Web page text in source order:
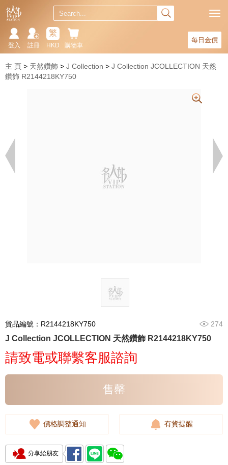
每日金價
購物車
繁
HKD
註冊
登入
主 頁 天然鑽飾 J Collection
J Collection JCOLLECTION 天然
鑽飾 R2144218KY750
貨品編號：R2144218KY750 274
J Collection JCOLLECTION 天然鑽飾 R2144218KY750
請致電或聯繫客服諮詢
售罄
價格調整通知 有貨提醒
分享給朋友